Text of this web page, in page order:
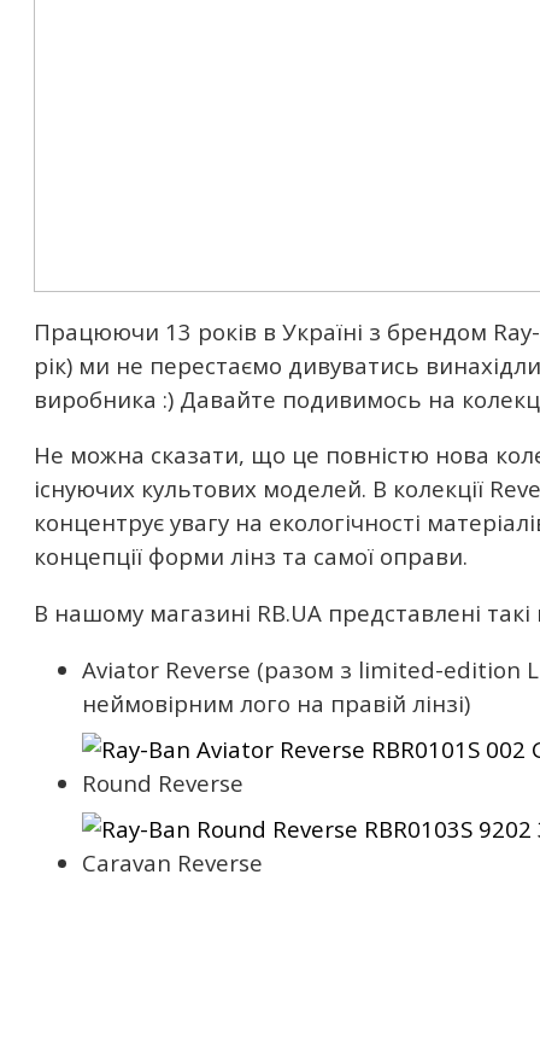
Працюючи 13 років в Україні з брендом
рік) ми не перестаємо дивуватись
виробника :) Давайте подивимось на
Не можна сказати, що це повністю нова
існуючих культових моделей. В колекції
концентрує увагу на екологічності
концепції форми лінз та самої оправи.
В нашому магазині RB.UA представлені такі
Aviator Reverse (разом з limited-edition
неймовірним лого на правій лінзі)
Round Reverse
Caravan Reverse